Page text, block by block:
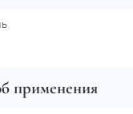
применения